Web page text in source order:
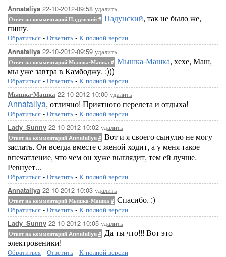
Annataliya 22-10-2012-09:58 удалить
Ответ на комментарий Падунский # Падунский, так не было же,
пишу.
Обратиться - Ответить - К полной версии
Annataliya 22-10-2012-09:59 удалить
Ответ на комментарий Мышка-Машка # Мышка-Машка, хехе, Маш,
мы уже завтра в Камбоджу. :)))
Обратиться - Ответить - К полной версии
Мышка-Машка 22-10-2012-10:00 удалить
Annataliya, отлично! Приятного перелета и отдыха!
Обратиться - Ответить - К полной версии
Lady_Sunny 22-10-2012-10:02 удалить
Ответ на комментарий Annataliya # Вот и я своего сынулю не могу
заслать. Он всегда вместе с женой ходит, а у меня такое
впечатление, что чем он хуже выглядит, тем ей лучше.
Ревнует...
Обратиться - Ответить - К полной версии
Annataliya 22-10-2012-10:03 удалить
Ответ на комментарий Мышка-Машка # Спасибо. :)
Обратиться - Ответить - К полной версии
Lady_Sunny 22-10-2012-10:05 удалить
Ответ на комментарий Annataliya # Да ты что!!! Вот это
электровеники!
Обратиться - Ответить - К полной версии